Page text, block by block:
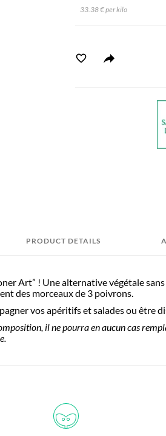
33.38 € per kilo
PRODUCT DETAILS
Art” ! Une alternative végétale
des morceaux de 3 poivrons.
vos apéritifs et salades ou être
il ne pourra en aucun cas